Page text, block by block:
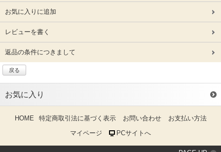
お気に入りに追加
レビューを書く
返品の条件につきまして
戻る
お気に入り
HOME 特定商取引法に基づく表示 お問い合わせ
お支払い方法
マイページ
PCサイトへ